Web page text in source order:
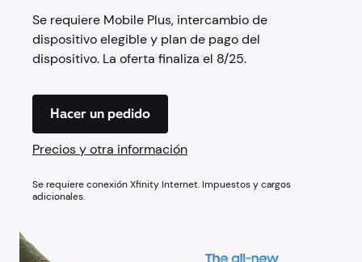
Se requiere Mobile Plus, intercambio de
dispositivo elegible y plan de pago del
dispositivo. La oferta finaliza el 8/25.
Hacer un pedido
Precios y otra información
Se requiere conexión Xfinity Internet. Impuestos y cargos
adicionales.